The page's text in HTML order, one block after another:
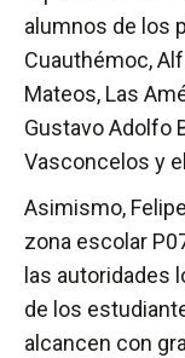
alumnos de los
Cuauthémoc,
Mateos, Las
Gustavo Adolfo
Vasconcelos y
Asimismo,
zona escolar
las autoridades
de los
alcancen con